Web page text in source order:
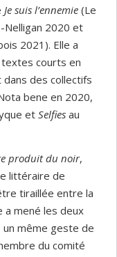
Je suis l’ennemie (Le
Nelligan 2020 et
2021). Elle a
courts en
des collectifs
bene en 2020,
et Selfies au
produit du noir,
littéraire de
tiraillée entre la
a mené les deux
même geste de
du comité